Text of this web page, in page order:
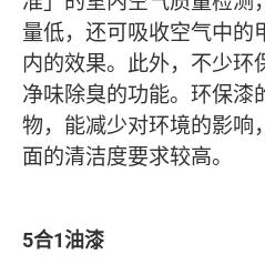
量低，还可吸收空气中的
内的效果。此外，不少环
净味除臭的功能。环保漆
物，能减少对环境的影响
面的清洁度要求较高。
5合1油漆